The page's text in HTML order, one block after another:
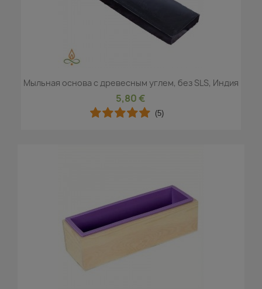
Мыльная основа с древесным углем, без SLS, Индия
5,80 €
(5)